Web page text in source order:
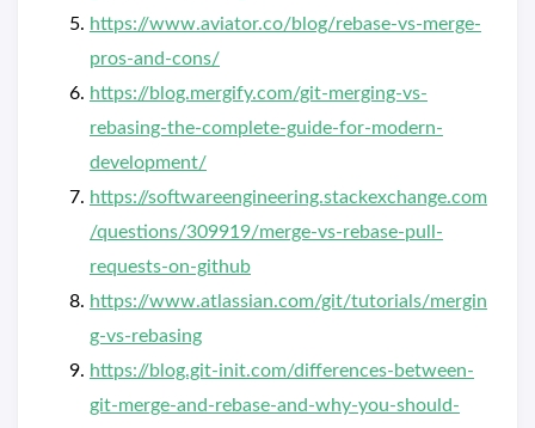
https://www.aviator.co/blog/rebase-vs-merge-
pros-and-cons/
https://blog.mergify.com/git-merging-vs-
rebasing-the-complete-guide-for-modern-
development/
https://softwareengineering.stackexchange.com
/questions/309919/merge-vs-rebase-pull-
requests-on-github
https://www.atlassian.com/git/tutorials/mergin
g-vs-rebasing
https://blog.git-init.com/differences-between-
git-merge-and-rebase-and-why-you-should-